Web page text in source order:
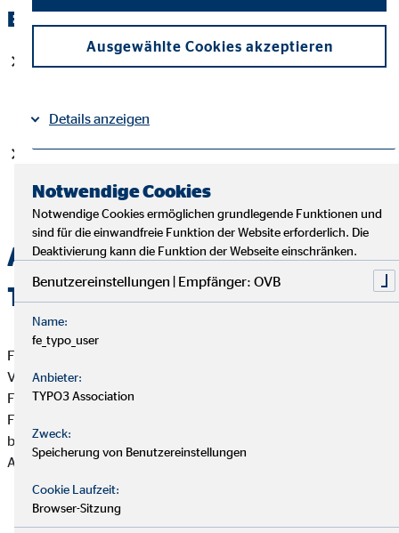
Branche
Folgekosten für eine Nachbesserung, ohne dass vorher
„Nachbesserungsbegleitschäden
Autoinhalt – Schutz für
Transportrisiken
Für die Fahrzeuge deines Unternehmens hast du eine Kfz-
Versicherung. Doch was ist mit den Dingen, die in den
Fahrzeugen transportiert werden? Und wenn diese aus dem
Fahrzeug gestohlen, oder bei einem Transportmittelunfall
beschädigt werden? Für diese Fälle benötigst du eine
Autoinhaltsversicherung.
Ausgewählte Cookies akzeptieren
Details anzeigen
Notwendige Cookies
Notwendige Cookies ermöglichen grundlegende Funktionen und
sind für die einwandfreie Funktion der Website erforderlich. Die
Deaktivierung kann die Funktion der Webseite einschränken.
Benutzereinstellungen | Empfänger: OVB
Name:
fe_typo_user
Anbieter:
TYPO3 Association
Zweck:
Speicherung von Benutzereinstellungen
Cookie Laufzeit:
Browser-Sitzung